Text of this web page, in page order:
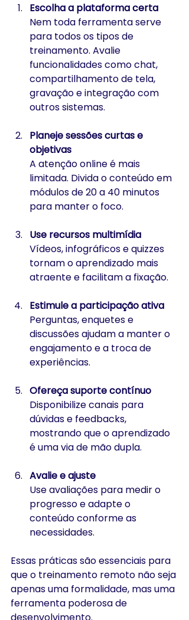
Escolha a plataforma certa
Nem toda ferramenta serve
para todos os tipos de
treinamento. Avalie
funcionalidades como chat,
compartilhamento de tela,
gravação e integração com
outros sistemas.
Planeje sessões curtas e
objetivas
A atenção online é mais
limitada. Divida o conteúdo em
módulos de 20 a 40 minutos
para manter o foco.
Use recursos multimídia
Vídeos, infográficos e quizzes
tornam o aprendizado mais
atraente e facilitam a fixação.
Estimule a participação ativa
Perguntas, enquetes e
discussões ajudam a manter o
engajamento e a troca de
experiências.
Ofereça suporte contínuo
Disponibilize canais para
dúvidas e feedbacks,
mostrando que o aprendizado
é uma via de mão dupla.
Avalie e ajuste
Use avaliações para medir o
progresso e adapte o
conteúdo conforme as
necessidades.
Essas práticas são essenciais para
que o treinamento remoto não seja
apenas uma formalidade, mas uma
ferramenta poderosa de
desenvolvimento.